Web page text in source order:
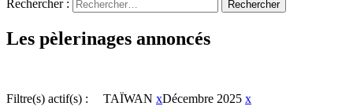
Rechercher :
Les pèlerinages annoncés
Filtre(s) actif(s) : TAÏWAN xDécembre 2025 x